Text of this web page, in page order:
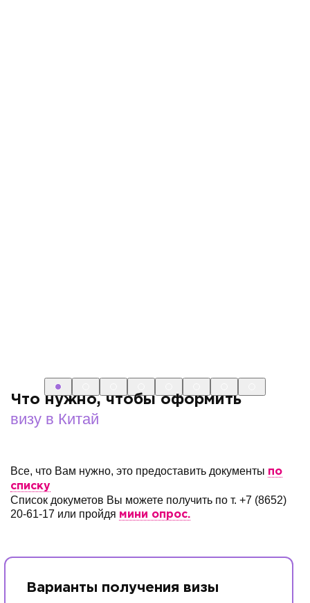
Что нужно, чтобы оформить
визу в Китай
Все, что Вам нужно, это предоставить документы по
списку
Список докуметов Вы можете получить по т. +7 (8652)
20-61-17 или пройдя мини опрос.
Варианты получения визы